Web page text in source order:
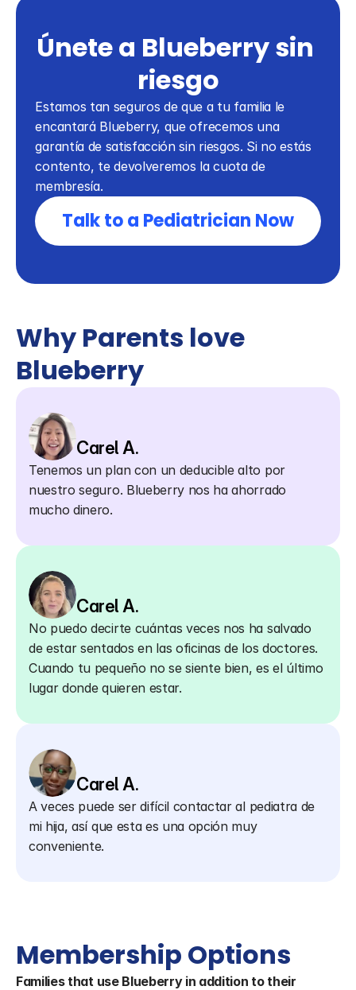
Únete a Blueberry sin
riesgo
Estamos tan seguros de que a tu familia le
encantará Blueberry, que ofrecemos una
garantía de satisfacción sin riesgos. Si no estás
contento, te devolveremos la cuota de
membresía.
Talk to a Pediatrician Now
Why Parents love
Blueberry
Carel A.
A veces puede ser difícil contactar al pediatra de
mi hija, así que esta es una opción muy
conveniente.
Carel A.
No puedo decirte cuántas veces nos ha salvado
de estar sentados en las oficinas de los doctores.
Cuando tu pequeño no se siente bien, es el último
lugar donde quieren estar.
Carel A.
Tenemos un plan con un deducible alto por
nuestro seguro. Blueberry nos ha ahorrado
mucho dinero.
Membership Options
Families that use Blueberry in addition to their